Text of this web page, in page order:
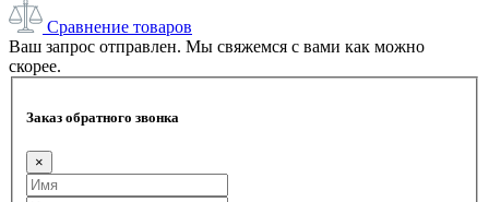
Сравнение товаров
Ваш запрос отправлен. Мы свяжемся с вами как можно
скорее.
Заказ обратного звонка
×